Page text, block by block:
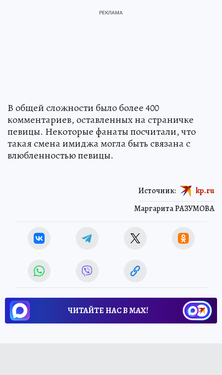
В общей сложности было более 400
комментариев, оставленных на страничке
певицы. Некоторые фанаты посчитали, что
такая смена имиджа могла быть связана с
влюбленностью певицы.
Маргарита РАЗУМОВА
Источник: kp.ru
ЧИТАЙТЕ НАС В МАХ!